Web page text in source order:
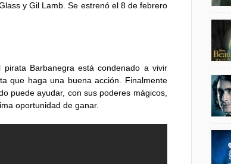
y Gil Lamb. Se estrenó el 8 de febrero
pirata Barbanegra está condenado a vivir
que haga una buena acción. Finalmente
puede ayudar, con sus poderes mágicos,
oportunidad de ganar.